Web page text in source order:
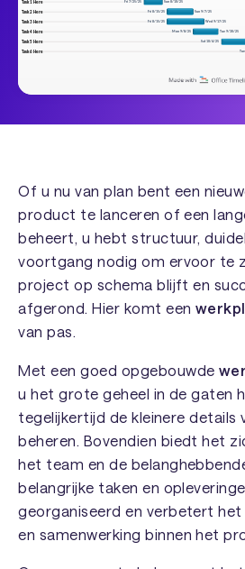
Of u nu van plan bent een
product te lanceren of een
beheert, u hebt structuur,
voortgang nodig om ervoor te
project op schema blijft en
afgerond. Hier komt een
van pas.
Met een goed opgebouwde
u het grote geheel in de gaten
tegelijkertijd de kleinere details
beheren. Bovendien biedt het
het team en de
belangrijke taken en
georganiseerd en verbetert
en samenwerking binnen het